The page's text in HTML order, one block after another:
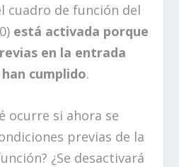
cuadro de función del
está activada porque
en la entrada
han cumplido.
ocurre si ahora se
previas de la
¿Se desactivará